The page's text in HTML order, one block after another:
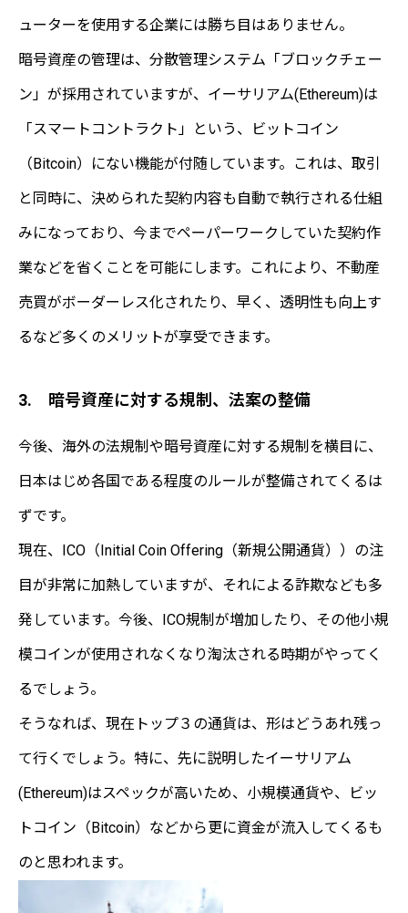
ューターを使用する企業には勝ち目はありません。
暗号資産の管理は、分散管理システム「ブロックチェー
ン」が採用されていますが、イーサリアム(Ethereum)は
「スマートコントラクト」という、ビットコイン
（Bitcoin）にない機能が付随しています。これは、取引
と同時に、決められた契約内容も自動で執行される仕組
みになっており、今までペーパーワークしていた契約作
業などを省くことを可能にします。これにより、不動産
売買がボーダーレス化されたり、早く、透明性も向上す
るなど多くのメリットが享受できます。
3. 暗号資産に対する規制、法案の整備
今後、海外の法規制や暗号資産に対する規制を横目に、
日本はじめ各国である程度のルールが整備されてくるは
ずです。
現在、ICO（Initial Coin Offering（新規公開通貨））の注
目が非常に加熱していますが、それによる詐欺なども多
発しています。今後、ICO規制が増加したり、その他小規
模コインが使用されなくなり淘汰される時期がやってく
るでしょう。
そうなれば、現在トップ３の通貨は、形はどうあれ残っ
て行くでしょう。特に、先に説明したイーサリアム
(Ethereum)はスペックが高いため、小規模通貨や、ビッ
トコイン（Bitcoin）などから更に資金が流入してくるも
のと思われます。